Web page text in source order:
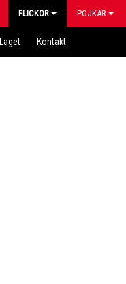
FLICKOR POJKAR
Laget Kontakt